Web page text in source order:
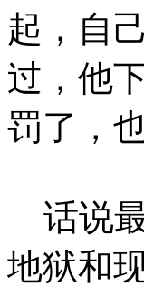
起，自
过，他
罚了，
话说
地狱和